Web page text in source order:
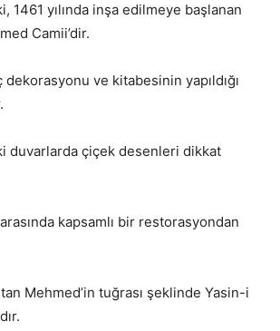
1461 yılında inşa edilmeye başlanan
Camii’dir.
dekorasyonu ve kitabesinin yapıldığı
duvarlarda çiçek desenleri dikkat
kapsamlı bir restorasyondan
Mehmed’in tuğrası şeklinde Yasin-i